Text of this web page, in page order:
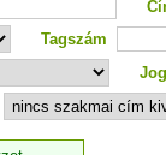
Tagszám